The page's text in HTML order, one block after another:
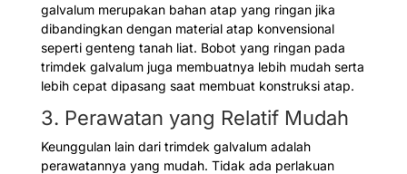
galvalum merupakan bahan atap yang ringan jika
dibandingkan dengan material atap konvensional
seperti genteng tanah liat. Bobot yang ringan pada
trimdek galvalum juga membuatnya lebih mudah serta
lebih cepat dipasang saat membuat konstruksi atap.
3. Perawatan yang Relatif Mudah
Keunggulan lain dari trimdek galvalum adalah
perawatannya yang mudah. Tidak ada perlakuan